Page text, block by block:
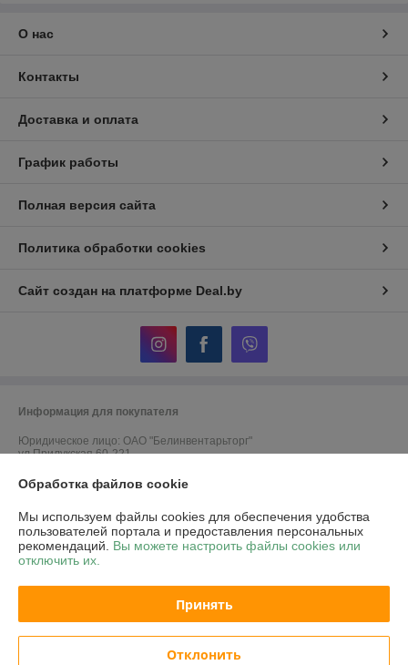
О нас
Контакты
Доставка и оплата
График работы
Полная версия сайта
Политика обработки cookies
Сайт создан на платформе Deal.by
Информация для покупателя
Юридическое лицо: ОАО "Белинвентарьторг"
ул.Прилукская 60-221
Регистрационный номер ЕГР: 100045884
УНП: 100045884
Регистрационный орган: Минский горисполком
Ссылка на свидетельство/лицензию
Местонахождение книги жалоб и предложений: г.Минск, ул.Прилукская
Обработка файлов cookie
Мы используем файлы cookies для обеспечения удобства
пользователей портала и предоставления персональных
рекомендаций. Вы можете настроить файлы cookies или
отключить их.
Принять
Отклонить